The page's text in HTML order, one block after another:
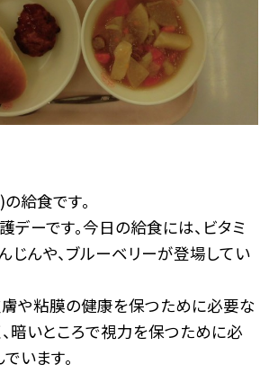
給食です。
デーです。今日の給食には、ビタミ
じんや、ブルーベリーが登場してい
膚や粘膜の健康を保つために必要な
暗いところで視力を保つために必
います。